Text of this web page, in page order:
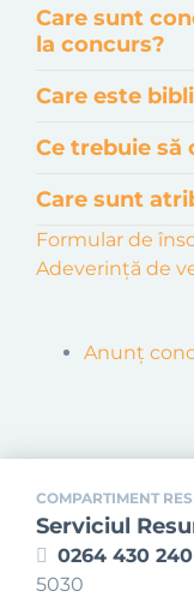
Care sunt
la concurs?
Care este
Ce trebuie să
Care sunt
Formular de
Adeverință de
Anunț
COMPARTIMENT
Serviciul
0264 430 240
5030